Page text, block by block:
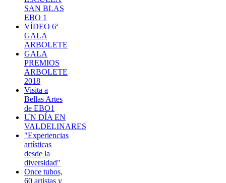
SAN BLAS
EBO 1
VÍDEO 6ª
GALA
ARBOLETE
GALA
PREMIOS
ARBOLETE
2018
Visita a
Bellas Artes
de EBO1
UN DÍA EN
VALDELINARES
"Experiencias
artísticas
desde la
diversidad"
Once tubos,
60 artistas y